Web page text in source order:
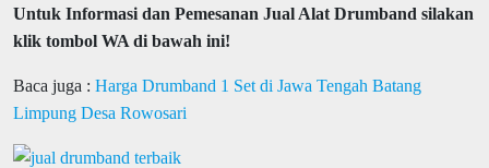
Untuk Informasi dan Pemesanan Jual Alat Drumband silakan
klik tombol WA di bawah ini!
Baca juga : Harga Drumband 1 Set di Jawa Tengah Batang
Limpung Desa Rowosari